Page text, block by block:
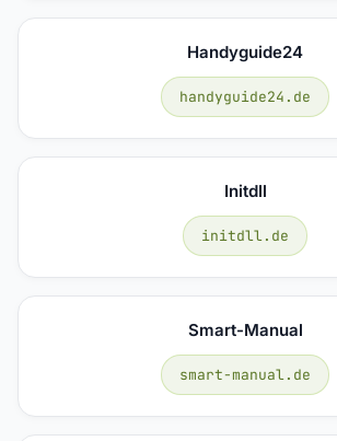
Handyguide24
handyguide24.de
Initdll
initdll.de
Smart-Manual
smart-manual.de